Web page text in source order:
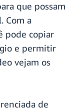
que possam
Com a
pode copiar
e permitir
vejam os
de